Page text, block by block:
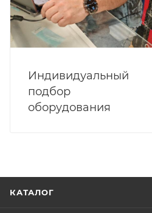
Индивидуальный
подбор
оборудования
КАТАЛОГ